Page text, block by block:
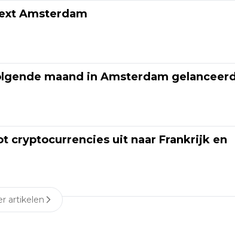
Amsterdam
maand in Amsterdam gelanceerd
cryptocurrencies uit naar Frankrijk en
artikelen